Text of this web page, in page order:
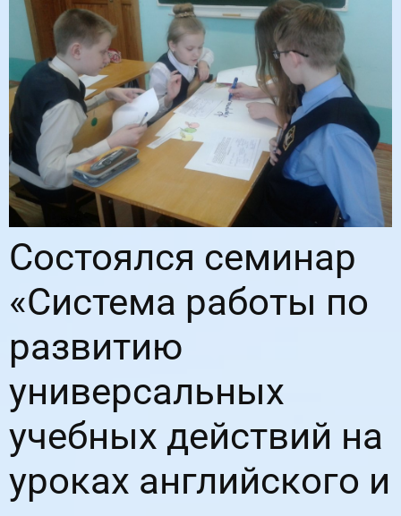
Состоялся семинар
«Система работы по
развитию
универсальных
учебных действий на
уроках английского и